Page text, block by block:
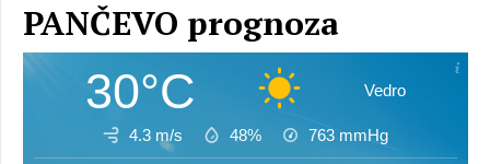
PANČEVO prognoza
30°C Vedro
4.3 m/s 48% 763 mmHg